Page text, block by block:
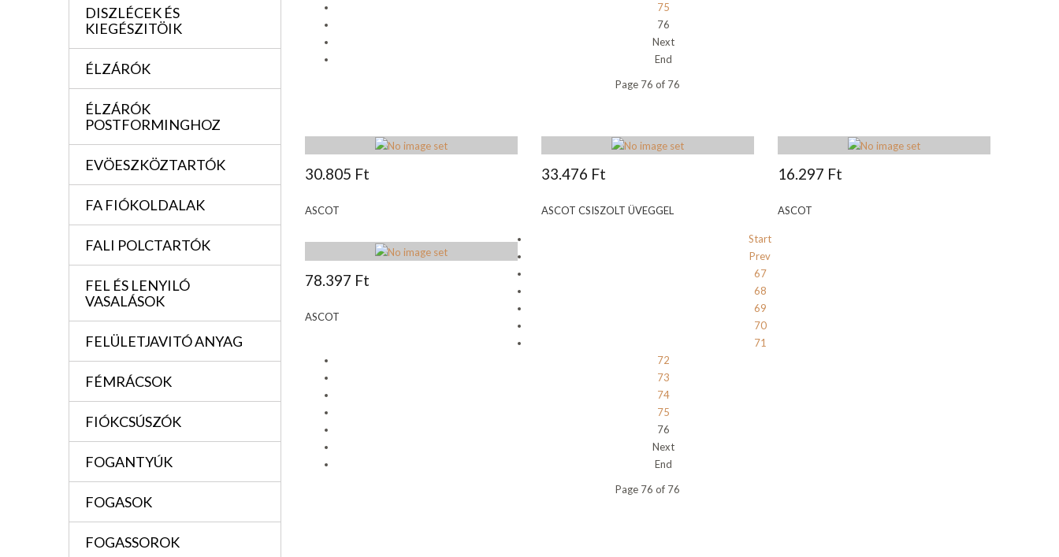
DISZLÉCEK ÉS
KIEGÉSZITÖIK
ÉLZÁRÓK
ÉLZÁRÓK
POSTFORMINGHOZ
EVÖESZKÖZTARTÓK
FA FIÓKOLDALAK
FALI POLCTARTÓK
FEL ÉS LENYILÓ
VASALÁSOK
FELÜLETJAVITÓ ANYAG
FÉMRÁCSOK
FIÓKCSÚSZÓK
FOGANTYÚK
FOGASOK
FOGASSOROK
75
76
Next
End
Page 76 of 76
30.805 Ft
ASCOT
33.476 Ft
ASCOT CSISZOLT ÜVEGGEL
16.297 Ft
ASCOT
78.397 Ft
ASCOT
Start
Prev
67
68
69
70
71
72
73
74
75
76
Next
End
Page 76 of 76